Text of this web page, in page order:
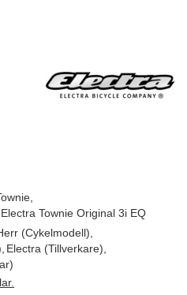
Electra Townie Original 3i EQ
(Cykelmodell)
Electra (Tillverkare)